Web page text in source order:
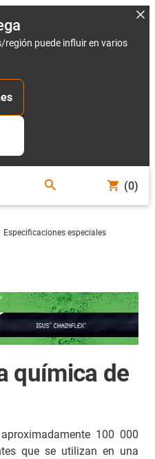
región puede influir en varios
(0)
Especificaciones especiales
química de
100 000
que se utilizan en una